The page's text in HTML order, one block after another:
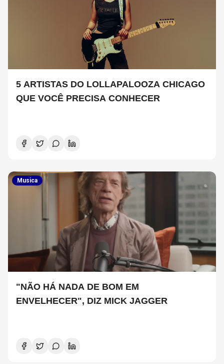
5 ARTISTAS DO LOLLAPALOOZA CHICAGO
QUE VOCÊ PRECISA CONHECER
Musica
"NÃO HÁ NADA DE BOM EM
ENVELHECER", DIZ MICK JAGGER